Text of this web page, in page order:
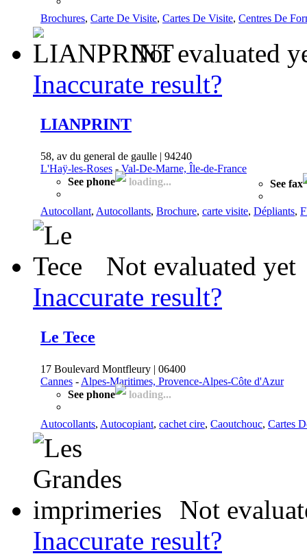
Brochures, Carte De Visite, Cartes De Visite, Centres De
Not evaluated
Inaccurate result?
LIANPRINT
58, av du general de gaulle | 94240
L'Haÿ-les-Roses -Val-De-Marne, Île-de-France
See phone
loading... See fax
Autocollant, Autocollants, Brochure, carte visite, Dépliants,
Not evaluated yet
Inaccurate result?
Le Tece
17 Boulevard Montfleury | 06400
Cannes - Alpes-Maritimes, Provence-Alpes-Côte d'Azur
See phone
loading...
Autocollants, Autocopiant, cachet cire, Caoutchouc, Cartes
Not
Inaccurate result?